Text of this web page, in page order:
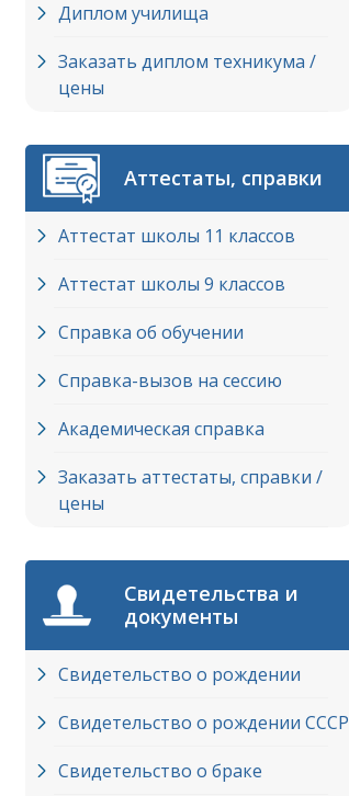
Диплом училища
Заказать диплом техникума /
цены
Аттестаты, справки
Аттестат школы 11 классов
Аттестат школы 9 классов
Справка об обучении
Справка-вызов на сессию
Академическая справка
Заказать аттестаты, справки /
цены
Свидетельства и
документы
Свидетельство о рождении
Свидетельство о рождении СССР
Свидетельство о браке